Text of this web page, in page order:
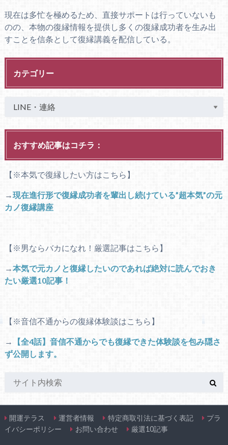
現在は多忙を極めるため、直接サポートは行っていないも
のの、本物の復縁情報を提供し多くの復縁成功者を生み出
すことを信条として復縁講義を配信している。
カテゴリー
おすすめ記事はコチラ：
【※本気で復縁したい方はこちら】
→現在進行形で復縁成功者を輩出し続けている”超本気”の元
カノ復縁講座
【※男ならバカになれ！厳選記事はこちら】
→本気で元カノと復縁したいのであれば絶対に読んでおき
たい厳選10記事！
【※音信不通からの復縁体験談はこちら】
→
【全4話】音信不通からでも復縁できた体験談を包み隠さ
ず公開します。
開運テラス 運営者情報 特定商取引法に基づく表記
プラ
イバシーポリシー
お問い合わせ 厳選10記事